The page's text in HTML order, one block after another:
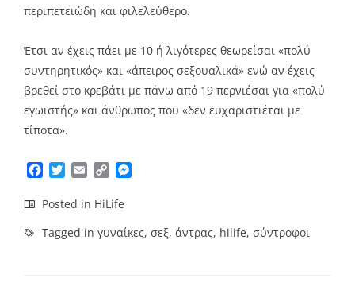
περιπετειώδη και φιλελεύθερο.
Έτσι αν έχεις πάει με 10 ή λιγότερες θεωρείσαι «πολύ
συντηρητικός» και «άπειρος σεξουαλικά» ενώ αν έχεις
βρεθεί στο κρεβάτι με πάνω από 19 περνιέσαι για «πολύ
εγωιστής» και άνθρωπος που «δεν ευχαριστιέται με
τίποτα».
Facebook
TwitterEmailCopy
Posted in HiLife
Tagged in γυναίκες, σεξ, άντρας, hilife, σύντροφοι